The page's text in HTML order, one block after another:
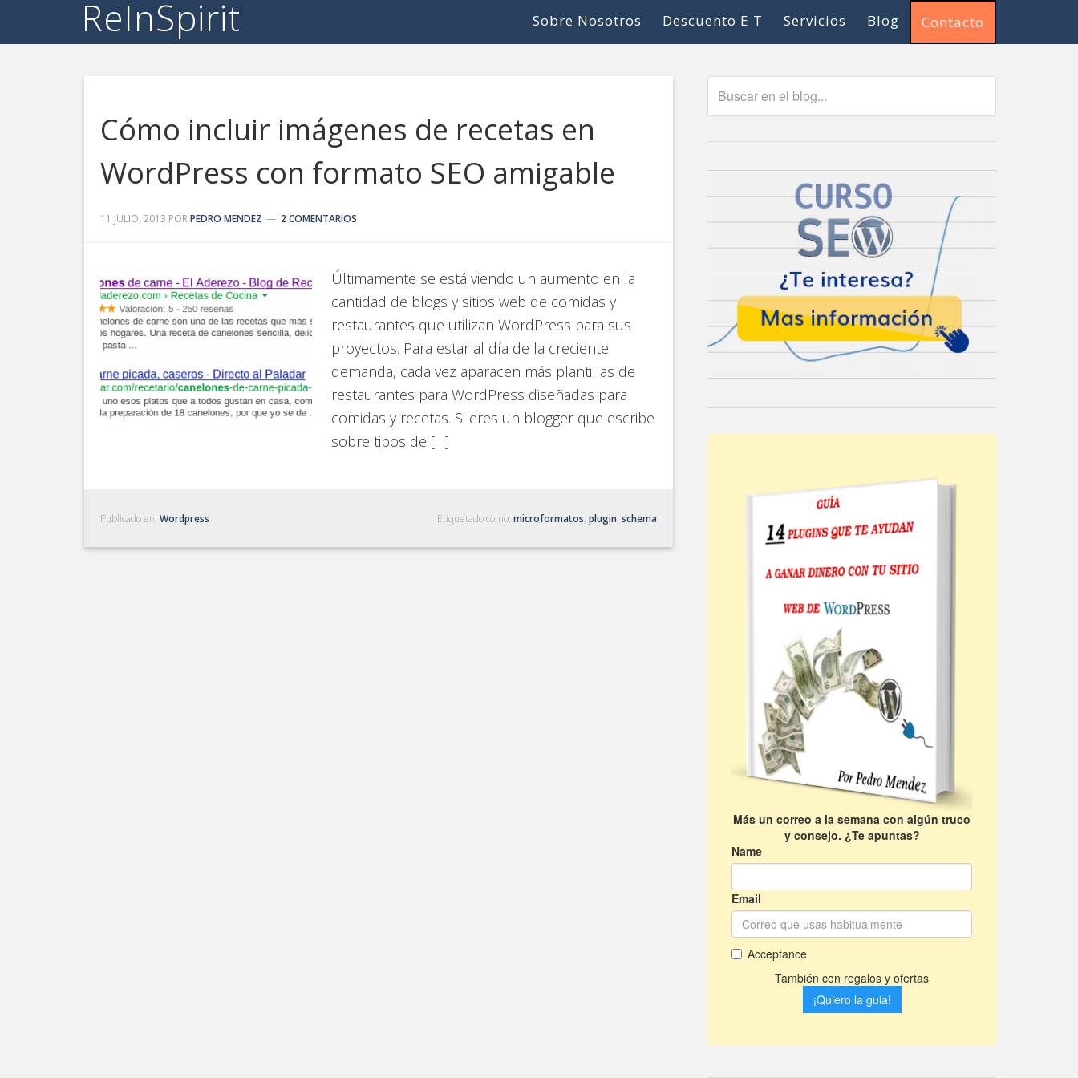
ReInSpirit Contacto
Blog
Servicios
Descuento E T
Sobre Nosotros
Cómo incluir imágenes de recetas en
WordPress con formato SEO amigable
11 JULIO, 2013 PORPEDRO MENDEZ 2 COMENTARIOS
Últimamente se está viendo un aumento en la
cantidad de blogs y sitios web de comidas y
restaurantes que utilizan WordPress para sus
proyectos. Para estar al día de la creciente
demanda, cada vez aparacen más plantillas de
restaurantes para WordPress diseñadas para
comidas y recetas. Si eres un blogger que escribe
sobre tipos de […]
Publicado en: Wordpress Etiquetado como: microformatos, plugin, schema